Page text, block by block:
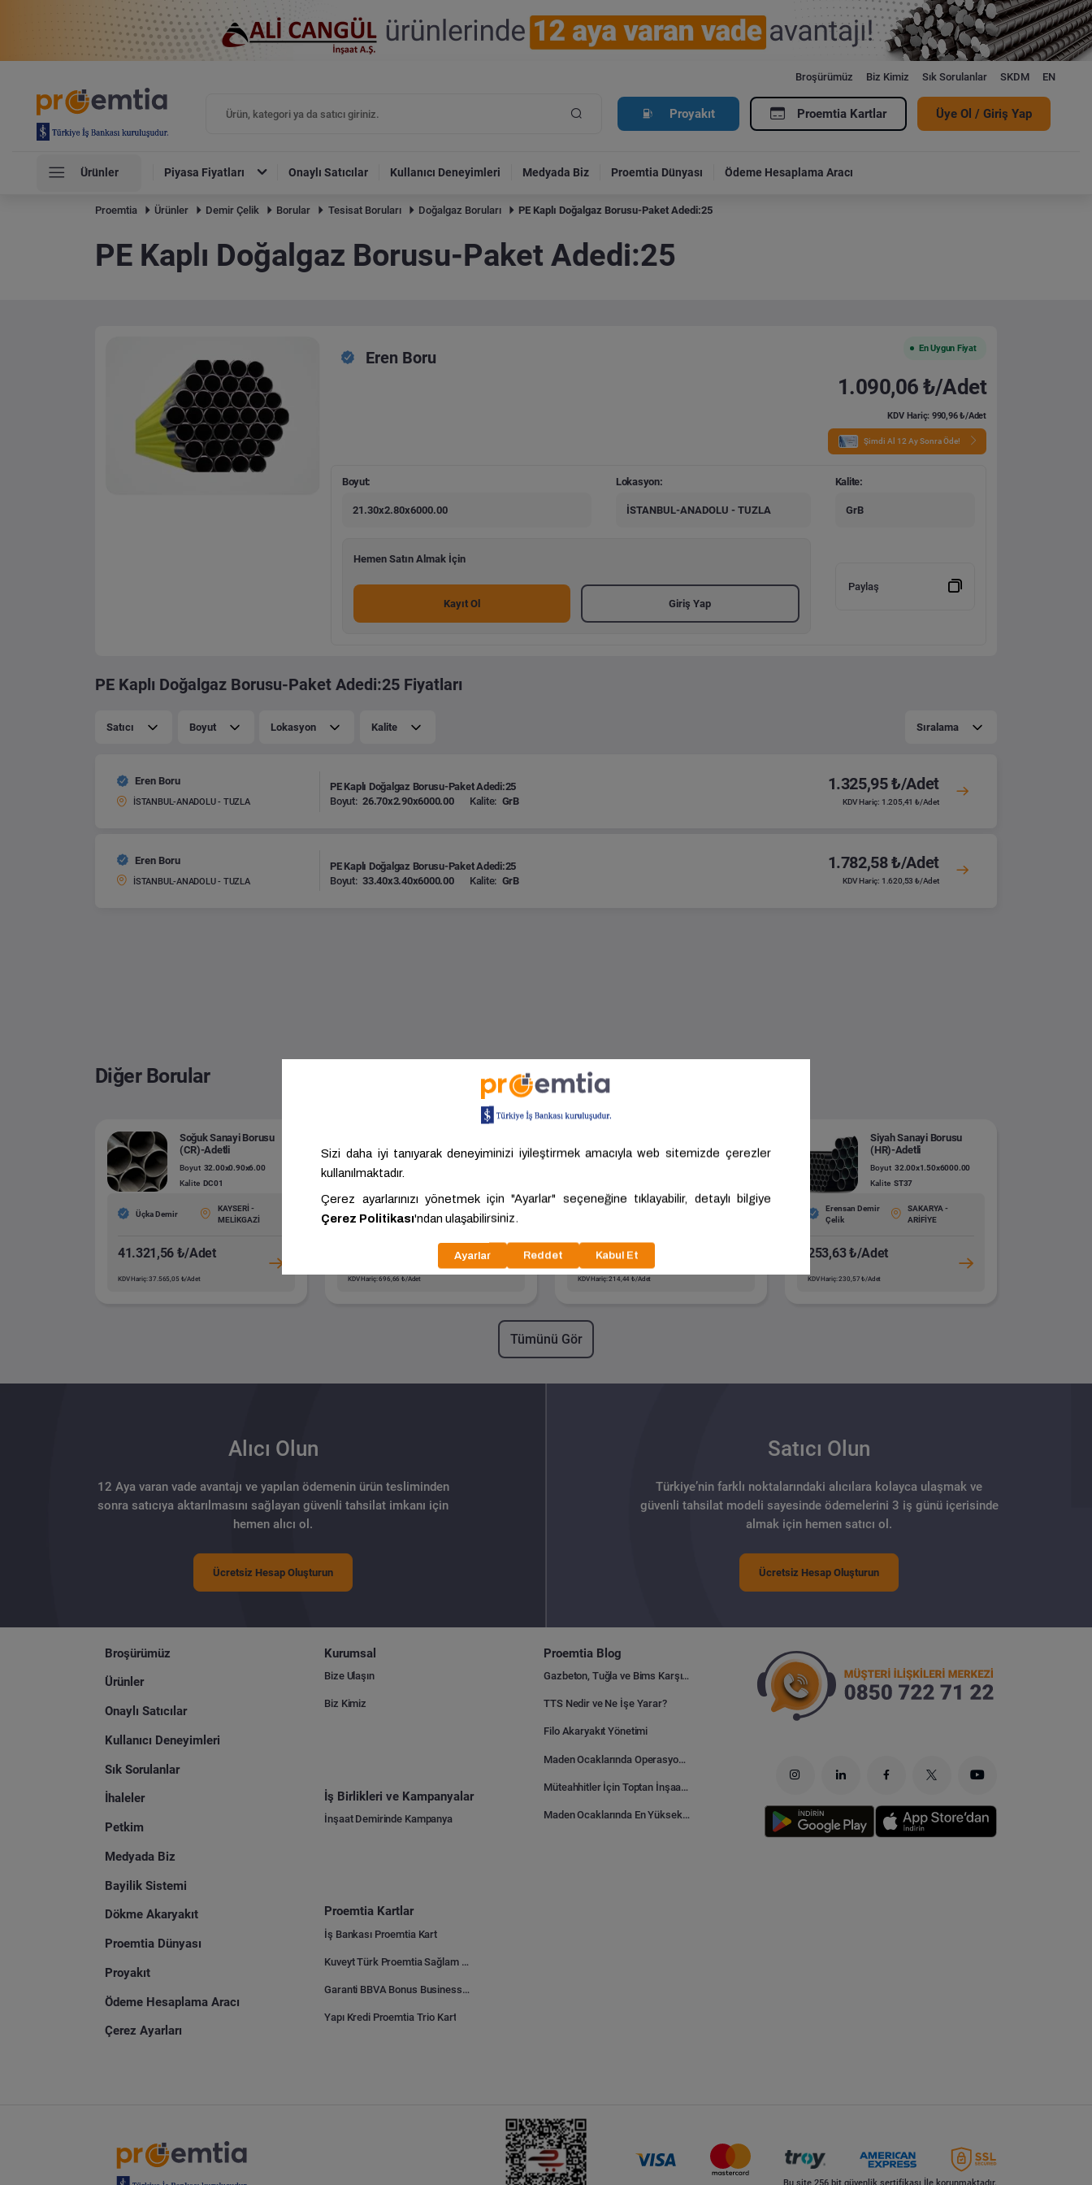
Broşürümüz Biz Kimiz Sık Sorulanlar SKDM EN
Proyakıt Proemtia Kartlar Üye Ol / Giriş Yap
Ürünler Piyasa Fiyatları Onaylı Satıcılar Kullanıcı Deneyimleri Medyada Biz Proemtia Dünyası Ödeme Hesaplama Aracı
Proemtia Ürünler Demir Çelik Borular Tesisat Boruları Doğalgaz Boruları PE Kaplı Doğalgaz Borusu-Paket Adedi:25
PE Kaplı Doğalgaz Borusu-Paket Adedi:25
Eren Boru
En Uygun Fiyat
1.090,06 ₺/Adet
KDV Hariç: 990,96 ₺/Adet
Şimdi Al 12 Ay Sonra Öde!
Boyut:
21.30x2.80x6000.00
Lokasyon:
İSTANBUL-ANADOLU - TUZLA
Kalite:
GrB
Hemen Satın Almak İçin
Kayıt Ol Giriş Yap
Paylaş
PE Kaplı Doğalgaz Borusu-Paket Adedi:25 Fiyatları
Satıcı Boyut Lokasyon Kalite Sıralama
Eren Boru
İSTANBUL-ANADOLU - TUZLA
PE Kaplı Doğalgaz Borusu-Paket Adedi:25
Boyut: 26.70x2.90x6000.00 Kalite: GrB
1.325,95 ₺/Adet
KDV Hariç: 1.205,41 ₺/Adet
Eren Boru
İSTANBUL-ANADOLU - TUZLA
PE Kaplı Doğalgaz Borusu-Paket Adedi:25
Boyut: 33.40x3.40x6000.00 Kalite: GrB
1.782,58 ₺/Adet
KDV Hariç: 1.620,53 ₺/Adet
Diğer Borular
Soğuk Sanayi Borusu
(CR)-Adetli
Boyut 32.00x0.90x6.00
Kalite DC01
Üçka Demir
KAYSERİ -
MELİKGAZİ
41.321,56 ₺/Adet
KDV Hariç: 37.565,05 ₺/Adet
Paket Adedi:61
Akdoğan
Karasör Demir
POLATLI
KDV Hariç: 696,66 ₺/Adet
Paket Adedi:271
Akdoğan
235,88 ₺/Adet
KDV Hariç: 214,44 ₺/Adet
Siyah Sanayi Borusu
(HR)-Adetli
Boyut 32.00x1.50x6000.00
Kalite ST37
Erensan Demir
Çelik
SAKARYA -
ARİFİYE
253,63 ₺/Adet
KDV Hariç: 230,57 ₺/Adet
Tümünü Gör
Alıcı Olun
12 Aya varan vade avantajı ve yapılan ödemenin ürün tesliminden
sonra satıcıya aktarılmasını sağlayan güvenli tahsilat imkanı için
hemen alıcı ol.
Ücretsiz Hesap Oluşturun
Satıcı Olun
Türkiye’nin farklı noktalarındaki alıcılara kolayca ulaşmak ve
güvenli tahsilat modeli sayesinde ödemelerini 3 iş günü içerisinde
almak için hemen satıcı ol.
Ücretsiz Hesap Oluşturun
Broşürümüz
Ürünler
Onaylı Satıcılar
Kullanıcı Deneyimleri
Sık Sorulanlar
İhaleler
Petkim
Medyada Biz
Bayilik Sistemi
Dökme Akaryakıt
Proemtia Dünyası
Proyakıt
Ödeme Hesaplama Aracı
Çerez Ayarları
Kurumsal
Bize Ulaşın
Biz Kimiz
İş Birlikleri ve Kampanyalar
İnşaat Demirinde Kampanya
Proemtia Kartlar
İş Bankası Proemtia Kart
Kuveyt Türk Proemtia Sağlam Bayi Kart
Garanti BBVA Bonus Business Proemtia Bayi Kart
Yapı Kredi Proemtia Trio Kart
Proemtia Blog
Gazbeton, Tuğla ve Bims Karşılaştırması: Hangisi Daha Avantajlı?
TTS Nedir ve Ne İşe Yarar?
Filo Akaryakıt Yönetimi
Maden Ocaklarında Operasyonel Verimlilik Nasıl Arttırılır?
Müteahhitler İçin Toptan İnşaat Malzemesi Satın Alma Rehberi
Maden Ocaklarında En Yüksek Gider Kalemleri Nelerdir?
Bu site 256 bit güvenlik sertifikası İle korunmaktadır.